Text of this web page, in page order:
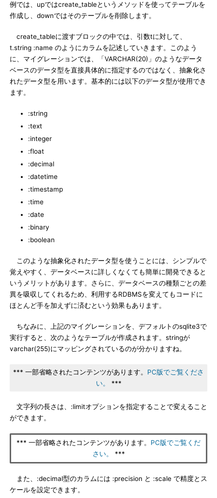
例では、upではcreate_tableというメソッドを使ってテーブルを
作成し、downではそのテーブルを削除します。
create_tableに渡すブロックの中では、引数tに対して、
t.string :name のようにカラムを記述していきます。このよう
に、マイグレーションでは、「VARCHAR(20)」のようなデータ
ベースのデータ型を直接具体的に指定するのではなく、抽象化さ
れたデータ型を用います。基本的には以下のデータ型が使用でき
ます。
:string
:text
:integer
:float
:decimal
:datetime
:timestamp
:time
:date
:binary
:boolean
このような抽象化されたデータ型を使うことには、シンプルで
覚えやすく、データベースに詳しくなくても簡単に開発できると
いうメリットがあります。さらに、データベースの種類ごとの差
異を吸収してくれるため、利用するRDBMSを変えてもコードに
ほとんど手を加えずに済むという効果もあります。
ちなみに、上記のマイグレーションを、デフォルトのsqlite3で
実行すると、次のようなテーブルが作成されます。stringが
varchar(255)にマッピングされているのが分かりますね。
*** 一部省略されたコンテンツがあります。 PC版でご覧くださ
い。
***
文字列の長さは、:limitオプションを指定することで変えること
ができます。
*** 一部省略されたコンテンツがあります。 PC版でご覧くだ
さい。
***
また、:decimal型のカラムには :precision と :scale で精度とス
ケールを設定できます。